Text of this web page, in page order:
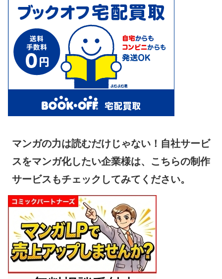
マンガの力は読むだけじゃない！自社サービ
スをマンガ化したい企業様は、こちらの制作
サービスもチェックしてみてください。